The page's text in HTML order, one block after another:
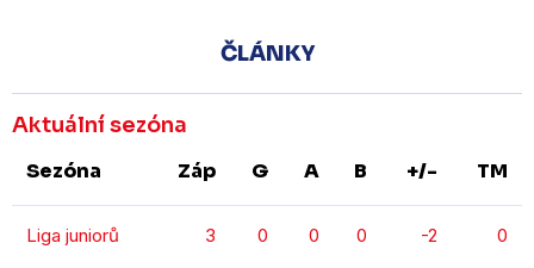
ČLÁNKY
Aktuální sezóna
Sezóna Záp G A B +/- TM
Liga juniorů 3 0 0 0 -2 0